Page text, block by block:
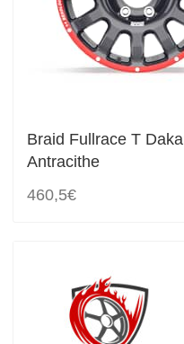
Braid Fullrace T
Antracithe
460,5€